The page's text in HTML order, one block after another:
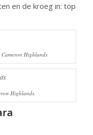
en de kroeg in: top
Highlands
Highlands.